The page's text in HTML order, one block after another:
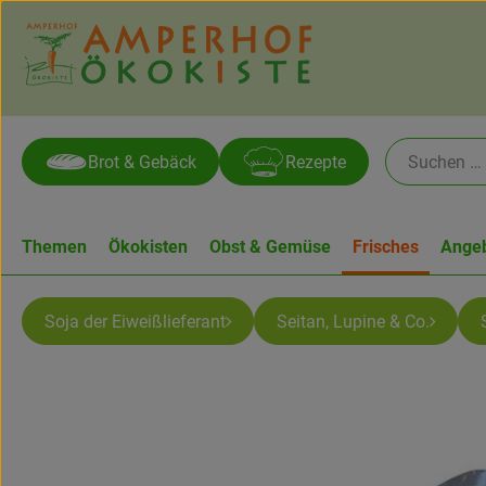
Brot & Gebäck Rezepte
Themen Ökokisten Obst & Gemüse Frisches
Soja der Eiweißlieferant Seitan, Lupine & Co.